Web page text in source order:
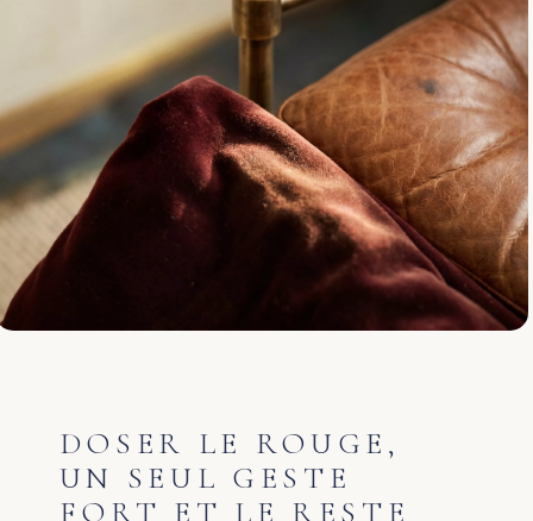
DOSER LE ROUGE,
UN SEUL GESTE
FORT ET LE RESTE